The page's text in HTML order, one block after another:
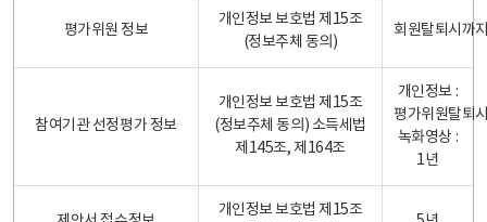
평가위원 정보
개인정보 보호법 제15조
(정보주체 동의)
회원탈퇴시까
참여기관 선정평가 정보
개인정보 보호법 제15조
(정보주체 동의) 소득세법
제145조, 제164조
개인정보 :
평가위원탈퇴
녹화영상 :
1년
개인정보 보호법 제15조